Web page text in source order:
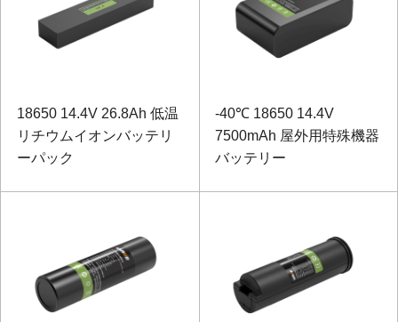
18650 14.4V 26.8Ah 低温
リチウムイオンバッテリ
ーパック
-40℃ 18650 14.4V
7500mAh 屋外用特殊機器
バッテリー